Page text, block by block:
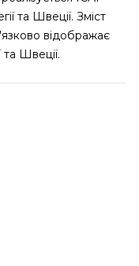
та Швеції. Зміст
відображає
та Швеції.